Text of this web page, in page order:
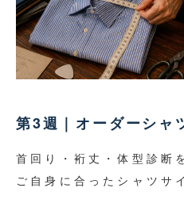
第3週｜オーダーシャ
首回り・裄丈・体型診断
ご自身に合ったシャツサ